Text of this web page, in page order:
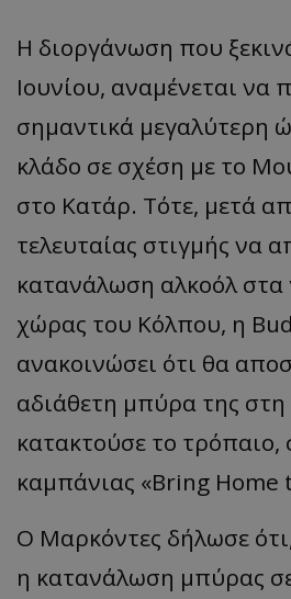
Η διοργάνωση που
Ιουνίου, αναμένεται να
σημαντικά μεγαλύτερη
κλάδο σε σχέση με το
στο Κατάρ. Τότε, μετά
τελευταίας στιγμής να
κατανάλωση αλκοόλ στα
χώρας του Κόλπου, η
ανακοινώσει ότι θα
αδιάθετη μπύρα της
κατακτούσε το τρόπαιο,
καμπάνιας «Bring Home
Ο Μαρκόντες δήλωσε
η κατανάλωση μπύρας